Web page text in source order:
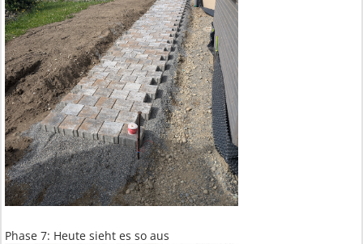
Phase 7: Heute sieht es so aus